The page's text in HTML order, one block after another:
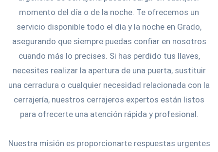
momento del día o de la noche. Te ofrecemos un
servicio disponible todo el día y la noche en Grado,
asegurando que siempre puedas confiar en nosotros
cuando más lo precises. Si has perdido tus llaves,
necesites realizar la apertura de una puerta, sustituir
una cerradura o cualquier necesidad relacionada con la
cerrajería, nuestros cerrajeros expertos están listos
para ofrecerte una atención rápida y profesional.
Nuestra misión es proporcionarte respuestas urgentes